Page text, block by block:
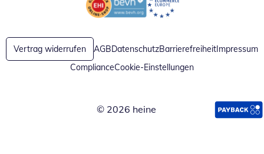
Öffnet in neuem FensterÖffnet in neuem Fenster
Vertrag widerrufen AGBDatenschutzBarrierefreiheitImpressum
ComplianceCookie-Einstellungen
© 2026 heine